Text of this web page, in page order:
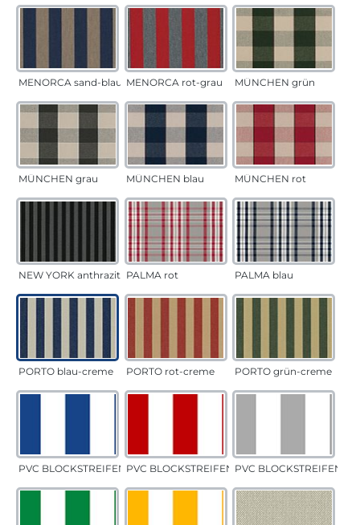
MENORCA sand-blau MENORCA rot-grau MÜNCHEN grün
MÜNCHEN grau MÜNCHEN blau MÜNCHEN rot
NEW YORK anthrazit PALMA rot PALMA blau
PORTO blau-creme PORTO rot-creme PORTO grün-creme
PVC BLOCKSTREIFEN blauPVC BLOCKSTREIFEN rotPVC BLOCKSTREIFEN